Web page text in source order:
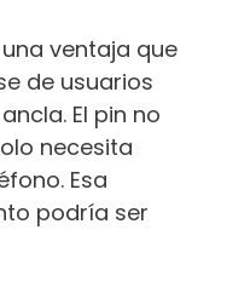
ventaja que
de usuarios
El pin no
necesita
Esa
podría ser